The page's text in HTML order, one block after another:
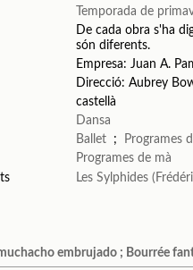
Temporada de
De cada obra s'ha
són diferents.
Empresa: Juan A.
Direcció: Aubrey
castellà
Dansa
Ballet ;
Programes
Programes de mà
Les Sylphides
embrujado ; Bourrée